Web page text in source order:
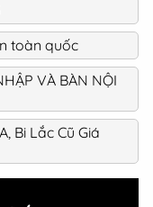
toàn quốc
VÀ BÀN NỘI
Bi Lắc Cũ Giá